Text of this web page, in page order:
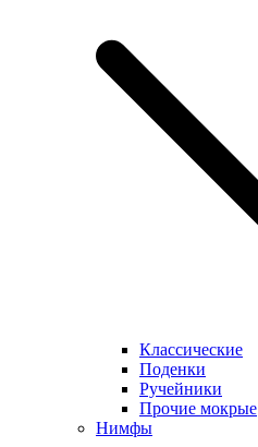
Классические
Поденки
Ручейники
Прочие мокрые
Нимфы